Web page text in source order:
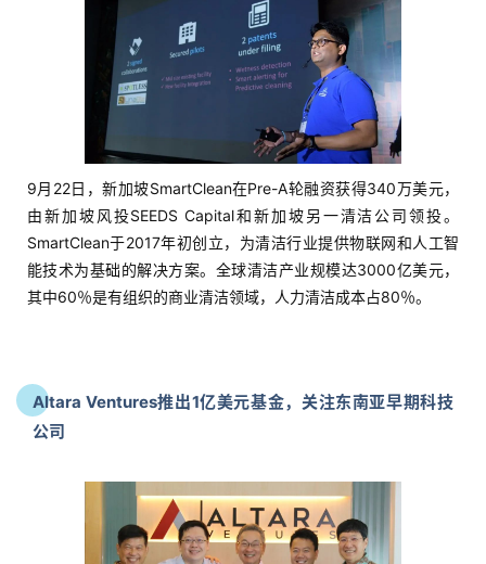
推
广
9月22日，新加坡SmartClean在Pre-A轮融资获得340万美元，
由新加坡风投SEEDS Capital和新加坡另一清洁公司领投。
SmartClean于2017年初创立，为清洁行业提供物联网和人工智
能技术为基础的解决方案。全球清洁产业规模达3000亿美元，
其中60％是有组织的商业清洁领域，人力清洁成本占80％。
Altara Ventures推出1亿美元基金，关注东南亚早期科技
公司